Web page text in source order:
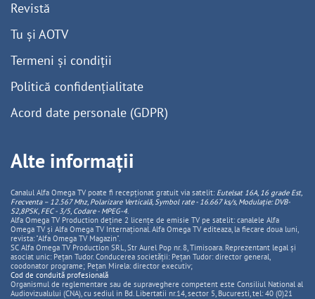
Revistă
Tu și AOTV
Termeni și condiții
Politică confidențialitate
Acord date personale (GDPR)
Alte informații
Canalul Alfa Omega TV poate fi recepționat gratuit via satelit: Eutelsat 16A, 16 grade Est,
Frecventa – 12.567 Mhz, PolarizareVerticală, Symbol rate - 16.667 ks/s, Modulație: DVB-
S2,8PSK, FEC - 3/5, Codare - MPEG-4.
Alfa Omega TV Production deține 2 licențe de emisie TV pe satelit: canalele Alfa
Omega TV și Alfa Omega TV Internațional. Alfa Omega TV editeaza, la fiecare doua luni,
revista: "Alfa Omega TV Magazin".
SC Alfa Omega TV Production SRL, Str Aurel Pop nr. 8, Timisoara. Reprezentant legal și
asociat unic: Pețan Tudor. Conducerea societății: Pețan Tudor: director general,
coodonator programe; Pețan Mirela: director executiv;
Cod de conduită profesională
Organismul de reglementare sau de supraveghere competent este Consiliul National al
Audiovizualului (CNA), cu sediul in Bd. Libertatii nr.14, sector 5, Bucuresti, tel: 40 (0)21